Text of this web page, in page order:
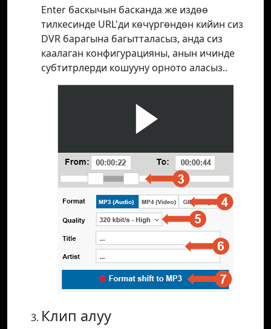
Enter баскычын басканда же издөө
тилкесинде URL'ди көчүргөндөн кийин сиз
DVR барагына багытталасыз, анда сиз
каалаган конфигурацияны, анын ичинде
субтитрлерди кошууну орното аласыз..
Клип алуу